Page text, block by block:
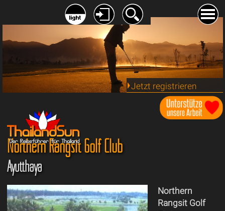
Jetzt registrieren
Northern Rangsit Golf Club
Ayutthaya
Northern
Rangsit Golf